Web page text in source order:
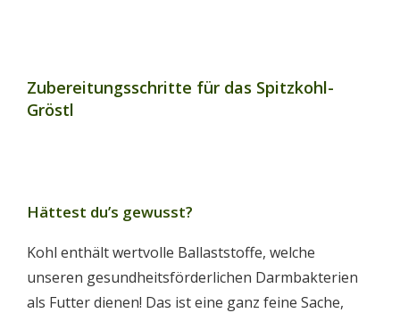
Zubereitungsschritte für das Spitzkohl-
Gröstl
Hättest du’s gewusst?
Kohl enthält wertvolle Ballaststoffe, welche
unseren gesundheitsförderlichen Darmbakterien
als Futter dienen! Das ist eine ganz feine Sache,